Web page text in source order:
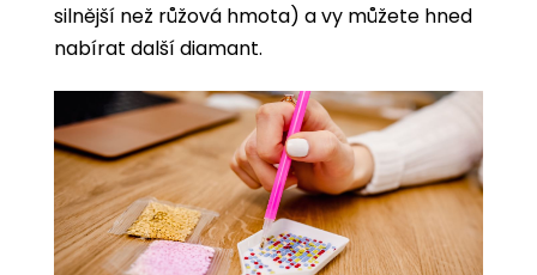
silnější než růžová hmota) a vy můžete hned
nabírat další diamant.